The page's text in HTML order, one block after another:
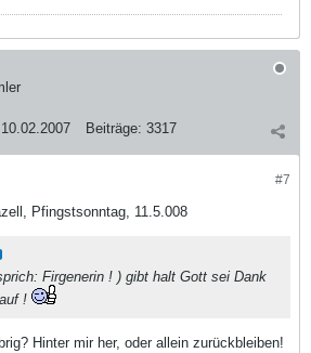
10.02.2007 Beiträge: 3317
#7
Pfingstsonntag, 11.5.008
Firgenerin ! ) gibt halt Gott sei Dank
!
Hinter mir her, oder allein zurückbleiben!